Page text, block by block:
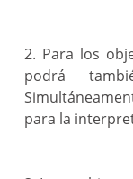
2. Para los
podrá
para la